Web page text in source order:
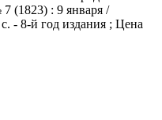
(1823) : 9 января /
- 8-й год издания ; Цена